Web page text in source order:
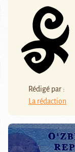
Rédigé par :
La rédaction